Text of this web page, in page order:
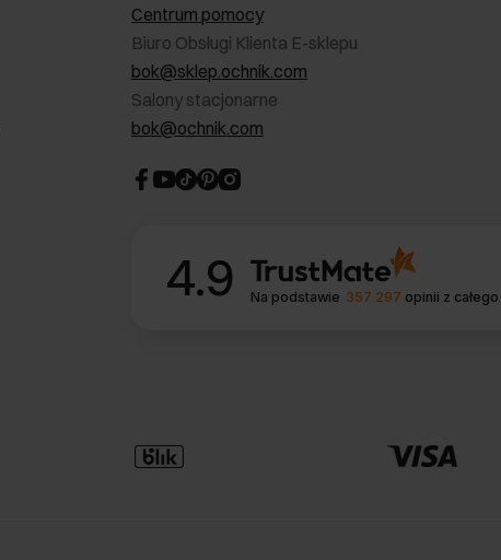
Centrum pomocy
Biuro Obsługi Klienta E-sklepu
bok@sklep.ochnik.com
Salony stacjonarne
bok@ochnik.com
4.9 Na podstawie 357 297 opinii z